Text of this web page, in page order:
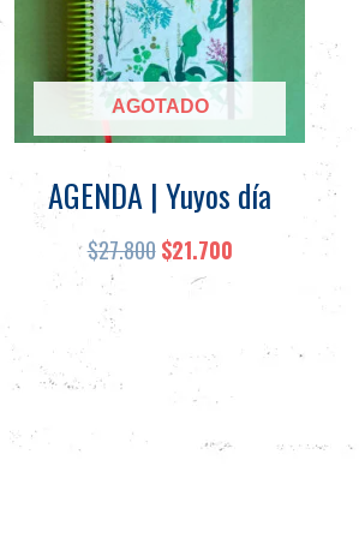
AGOTADO
AGENDA | Yuyos día
$27.800 $21.700
Las
opciones
se
pueden
elegir
en
la
página